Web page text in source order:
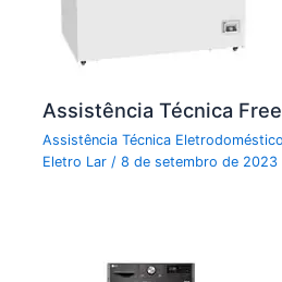
Assistência Técnica
Assistência Técnica
Eletro Lar/8 de setembro de 2023